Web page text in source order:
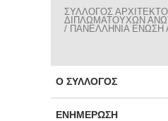
ΣΥΛΛΟΓΟΣ
ΔΙΠΛΩΜΑΤΟΥΧΩΝ
/ ΠΑΝΕΛΛΗΝΙΑ ΕΝΩΣΗ
Ο ΣΎΛΛΟΓΟΣ
ΕΝΗΜΈΡΩΣΗ